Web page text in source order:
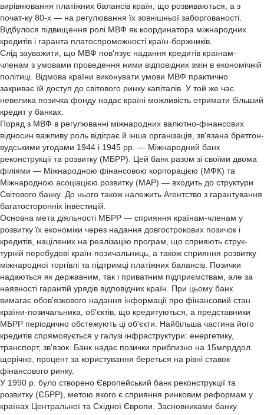
вирівнювання платіжних балансів країн, що розвиваються, а з
почат-ку 80-х — на регулювання їх зовнішньої заборгованості.
Відбулося підвищення ролі МВФ як координатора міжнародних
кредитів і гаранта платоспроможності країн-боржників.
Слід зауважити, що МВФ пов'язує надання кредитів країнам-
членам з умовами проведення ними відповідних змін в економічній
політиці. Відмова країни виконувати умови МВФ практично
закриває їй доступ до світового ринку капіталів. У той же час
невелика позичка фонду надає країні можливість отримати більший
кредит у банках.
Поряд з МВФ в регулюванні міжнародних валютно-фінансових
відносин важливу роль відіграє й інша організація, зв'язана бретгон-
вудськими угодами 1944 і 1945 рр. — Міжнародний банк
реконструкції та розвитку (МБРР). Цей банк разом зі своїми двома
філіями — Міжнародною фінансовою корпорацією (МФК) та
Міжнародною асоціацією розвитку (МАР) — входить до структури
Світового банку. До нього також належить Агентство з гарантування
багатосторонніх інвестицій.
Основна мета діяльності МБРР — сприяння країнам-членам у
розвитку їх економіки через надання довгострокових позичок і
кредитів, націлених на реалізацію програм, що сприяють струк-
турній перебудові країн-позичальниць, а також сприяння розвитку
міжнародної торгівлі та підтримці платіжних балансів. Позички
надаються як державним, так і приватним підприємствам, але за
наявності гарантій урядів відповідних країн. При цьому банк
вимагає обов'язкового надання інформації про фінансовий стан
країни-позичальника, об'єктів, що кредитуються, а представники
МБРР періодично обстежують ці об'єкти. Найбільша частина його
кредитів спрямовується у галузі інфраструктури: енергетику,
транспорт, зв'язок. Банк надає позички приблизно на 15млрддол.
щорічно, процент за користування береться на рівні ставок
фінансового ринку.
У 1990 р. було створено Європейський банк реконструкції та
розвитку (ЄБРР), метою якого є сприяння ринковим реформам у
країнах Центральної та Східної Європи. Засновниками банку